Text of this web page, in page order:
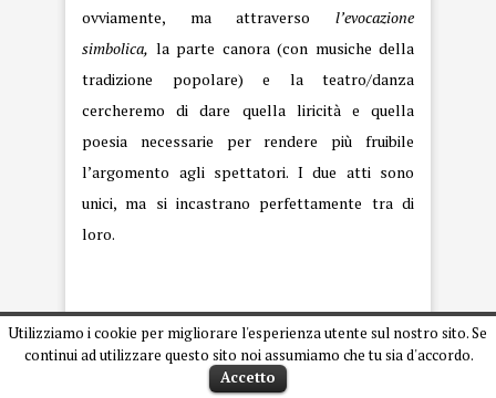
ovviamente, ma attraverso l’evocazione
simbolica, la parte canora (con musiche della
tradizione popolare) e la teatro/danza
cercheremo di dare quella liricità e quella
poesia necessarie per rendere più fruibile
l’argomento agli spettatori. I due atti sono
unici, ma si incastrano perfettamente tra di
loro.
Nello spettacolo si fa riferimento alla Terra
dei fuochi. Da cittadino del territorio
Utilizziamo i cookie per migliorare l'esperienza utente sul nostro sito. Se
continui ad utilizzare questo sito noi assumiamo che tu sia d'accordo.
Accetto